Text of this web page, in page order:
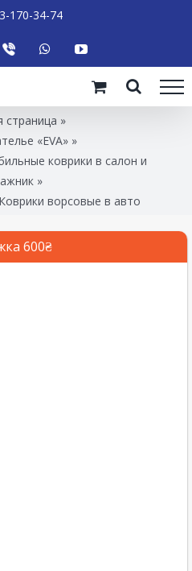
170-34-74
страница »
«EVA» »
коврики в салон и
»
Коврики ворсовые в авто
600₴